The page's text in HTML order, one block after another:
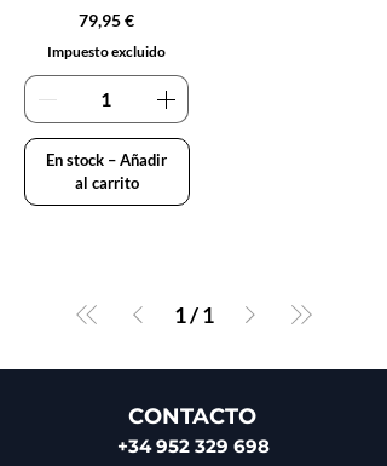
Precio
79,95 €
Impuesto excluido
En stock – Añadir
al carrito
1/ 1
CONTACTO
+34 952 329 698